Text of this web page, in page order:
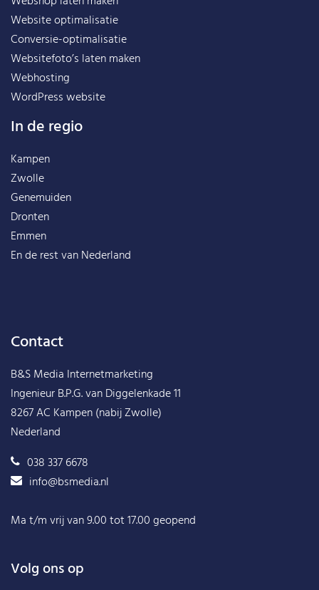
Website optimalisatie
Conversie-optimalisatie
Websitefoto’s laten maken
Webhosting
WordPress website
In de regio
Kampen
Zwolle
Genemuiden
Dronten
Emmen
En de rest vanNederland
Contact
B&S Media Internetmarketing
Ingenieur B.P.G. van Diggelenkade 11
8267 AC Kampen (nabij Zwolle)
Nederland
038 337 6678
info@bsmedia.nl
Ma t/m vrij van 9.00 tot 17.00 geopend
Volg ons op